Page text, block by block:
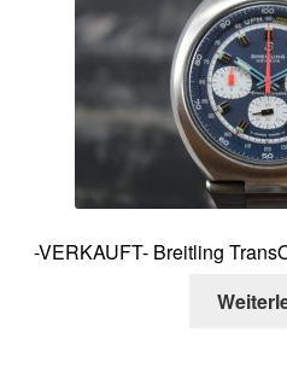
-VERKAUFT- Breitling